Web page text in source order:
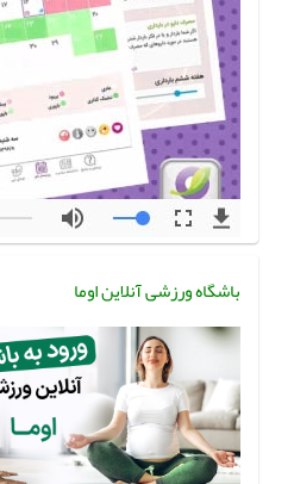
باشگاه ورزشی آنلاین اوما